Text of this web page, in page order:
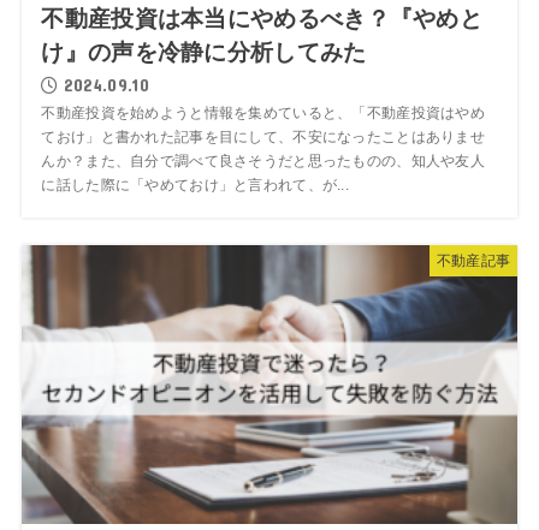
不動産投資は本当にやめるべき？『やめと
け』の声を冷静に分析してみた
2024.09.10
不動産投資を始めようと情報を集めていると、「不動産投資はやめ
ておけ」と書かれた記事を目にして、不安になったことはありませ
んか？また、自分で調べて良さそうだと思ったものの、知人や友人
に話した際に「やめておけ」と言われて、が...
不動産記事